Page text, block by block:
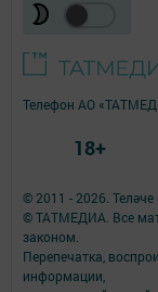
© 2011 - 2026.
© ТАТМЕДИА. Все
законом.
Перепечатка,
информации,
Телефон АО
18+